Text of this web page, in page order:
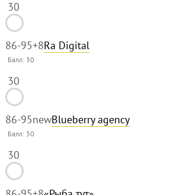
30
86-95+8Ra Digital
Балл: 30
30
86-95newBlueberry agency
Балл: 30
30